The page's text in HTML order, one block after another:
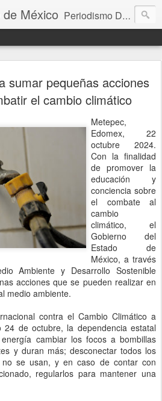
México Periodismo Digital
sumar pequeñas acciones
el cambio climático
Metepec,
Edomex, 22
octubre 2024.
Con la finalidad
de promover la
educación y
conciencia sobre
el combate al
cambio
climático, el
Gobierno del
Estado de
México, a través
Ambiente y Desarrollo Sostenible
acciones que se pueden realizar en
medio ambiente.
contra el Cambio Climático a
24 de octubre, la dependencia estatal
cambiar los focos a bombillas
y duran más; desconectar todos los
no se usan, y en caso de contar con
regularlos para mantener una